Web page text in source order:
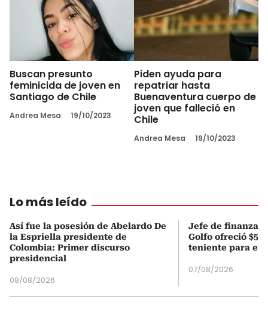
Buscan presunto
feminicida de joven en
Santiago de Chile
Andrea Mesa 19/10/2023
Piden ayuda para
repatriar hasta
Buenaventura cuerpo de
joven que falleció en
Chile
Andrea Mesa 19/10/2023
Lo más leído
Así fue la posesión de Abelardo De
la Espriella presidente de
Colombia: Primer discurso
presidencial
08/08/2026
Jefe de finanzas
Golfo ofreció
teniente para
07/08/2026